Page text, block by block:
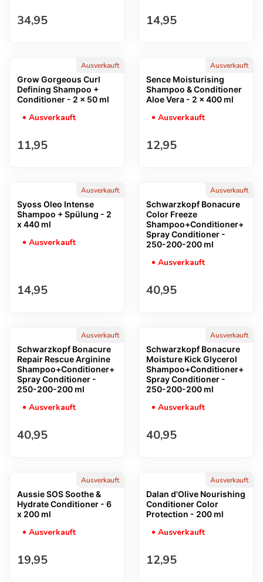
Regulärer Preis
34,95 Regulärer Preis
14,95
Ausverkauft
Grow Gorgeous Curl
Defining Shampoo +
Conditioner - 2 x 50 ml
Ausverkauft
Regulärer Preis
11,95
Ausverkauft
Sence Moisturising
Shampoo & Conditioner
Aloe Vera - 2 x 400 ml
Ausverkauft
Regulärer Preis
12,95
Ausverkauft
Syoss Oleo Intense
Shampoo + Spülung - 2
x 440 ml
Ausverkauft
Regulärer Preis
14,95
Ausverkauft
Schwarzkopf Bonacure
Color Freeze
Shampoo+Conditioner+
Spray Conditioner -
250-200-200 ml
Ausverkauft
Regulärer Preis
40,95
Ausverkauft
Schwarzkopf Bonacure
Repair Rescue Arginine
Shampoo+Conditioner+
Spray Conditioner -
250-200-200 ml
Ausverkauft
Regulärer Preis
40,95
Ausverkauft
Schwarzkopf Bonacure
Moisture Kick Glycerol
Shampoo+Conditioner+
Spray Conditioner -
250-200-200 ml
Ausverkauft
Regulärer Preis
40,95
Ausverkauft
Aussie SOS Soothe &
Hydrate Conditioner - 6
x 200 ml
Ausverkauft
Regulärer Preis
19,95
Ausverkauft
Dalan d'Olive Nourishing
Conditioner Color
Protection - 200 ml
Ausverkauft
Regulärer Preis
12,95